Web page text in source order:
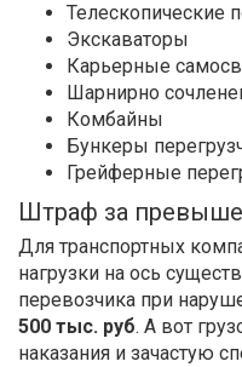
Телескопические
Экскаваторы
Карьерные
Шарнирно
Комбайны
Бункеры
Грейферные
Штраф за
Для транспортных
нагрузки на ось
перевозчика при
500 тыс. руб. А вот
наказания и зачастую